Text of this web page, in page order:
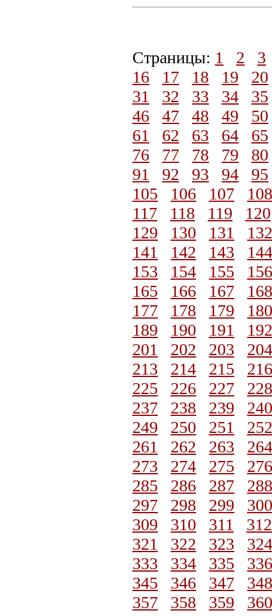
Страницы: 1 2
3
16
17 18 19
20
31
32 33 34
35
46
47 48 49
50
61
62 63 64
65
76
77 78 79
80
91
92 93 94
95
105
106 107
108
117
118 119
120
129
130 131
132
141
142 143
144
153
154 155
156
165
166 167
168
177
178 179
180
189
190 191
192
201
202 203
204
213
214 215
216
225
226 227
228
237
238 239
240
249
250 251
252
261
262 263
264
273
274 275
276
285
286 287
288
297
298 299
300
309
310 311
312
321
322 323
324
333
334 335
336
345
346 347
348
357
358 359
360